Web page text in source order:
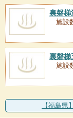
裏磐梯
施設
裏磐梯
施設
【福島